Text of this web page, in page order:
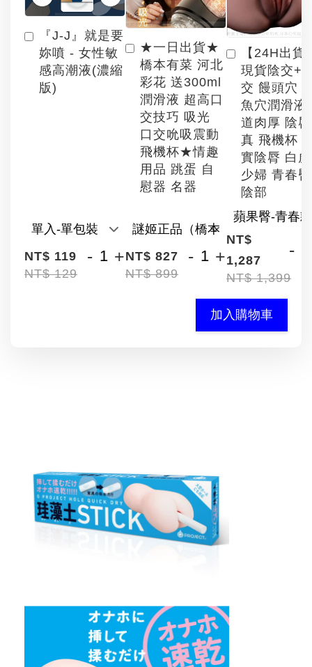
『J-J』就是要
妳噴 - 女性敏
感高潮液(濃縮
版)
NT$ 119
NT$ 129
- +
★一日出貨★
橋本有菜 河北
彩花 送300ml
潤滑液 超高口
交技巧 吸光
口交吮吸震動
飛機杯★情趣
用品 跳蛋 自
慰器 名器
NT$ 827
NT$ 899
- +
【24H出貨
現貨陰交+
交 饅頭穴
魚穴潤滑液
道肉厚 陰
真 飛機杯
實陰脣 白
少婦 青春臀
陰部
NT$
1,287
NT$ 1,399
-
加入購物車